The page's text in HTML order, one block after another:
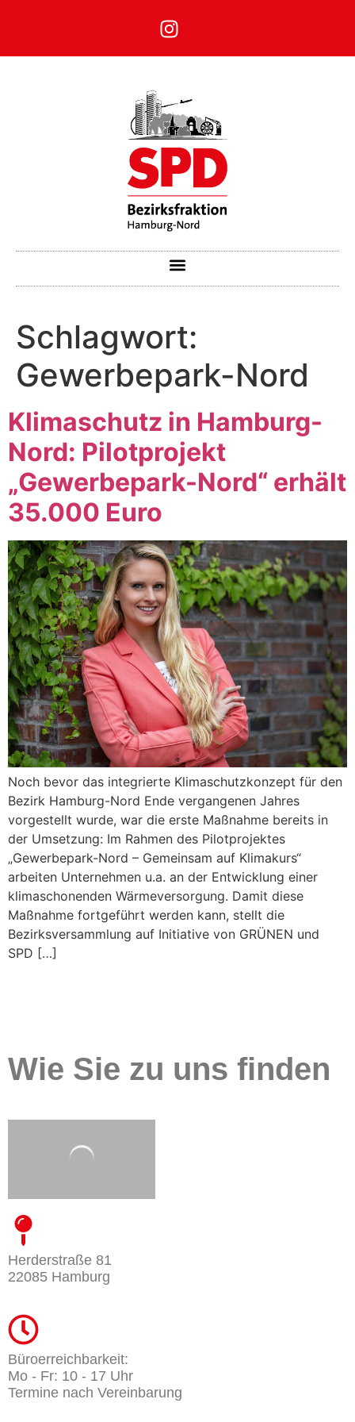
Schlagwort:
Gewerbepark-Nord
Klimaschutz in Hamburg-
Nord: Pilotprojekt
„Gewerbepark-Nord“ erhält
35.000 Euro
Noch bevor das integrierte Klimaschutzkonzept für den
Bezirk Hamburg-Nord Ende vergangenen Jahres
vorgestellt wurde, war die erste Maßnahme bereits in
der Umsetzung: Im Rahmen des Pilotprojektes
„Gewerbepark-Nord – Gemeinsam auf Klimakurs“
arbeiten Unternehmen u.a. an der Entwicklung einer
klimaschonenden Wärmeversorgung. Damit diese
Maßnahme fortgeführt werden kann, stellt die
Bezirksversammlung auf Initiative von GRÜNEN und
SPD […]
Wie Sie zu uns finden
Herderstraße 81
22085 Hamburg
Büroerreichbarkeit:
Mo - Fr: 10 - 17 Uhr
Termine nach Vereinbarung